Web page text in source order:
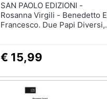
SAN PAOLO EDIZIONI -
Rosanna Virgili - Benedetto E
Francesco. Due Papi Diversi,
€ 15,99